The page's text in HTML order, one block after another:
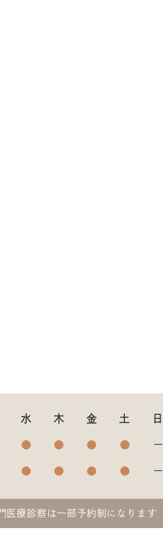
水 木 金 土 日
● ● ● ● ー
● ● ● ● ー
医療診察は一部予約制になります